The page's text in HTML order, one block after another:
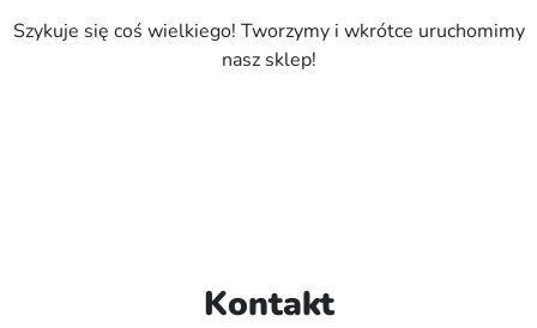
Szykuje się coś wielkiego! Tworzymy i wkrótce uruchomimy
nasz sklep!
Kontakt